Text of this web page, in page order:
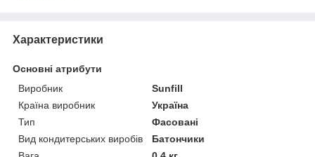
Характеристики
Основні атрибути
Виробник
Sunfill
Країна виробник
Україна
Тип
Фасовані
Вид кондитерських виробів
Батончики